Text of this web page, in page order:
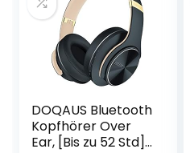
DOQAUS Bluetooth
Kopfhörer Over
Ear, [Bis zu 52 Std]